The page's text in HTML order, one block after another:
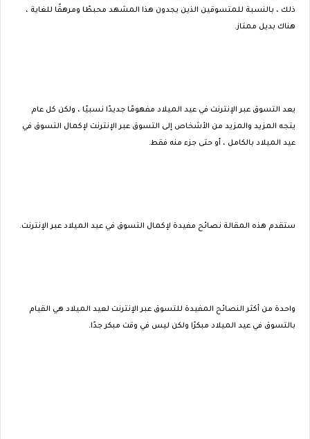
ذلك ، بالنسبة للمتسوقين الذين يجدون هذا المشهد محبطًا ومرهقًا للغاية ،
هناك بديل ممتاز.
يعد التسوق عبر الإنترنت في عيد الميلاد مفهومًا جديدًا نسبيًا ، ولكن كل عام
يتجه المزيد والمزيد من الأشخاص إلى التسوق عبر الإنترنت لإكمال التسوق في
عيد الميلاد بالكامل ، أو حتى جزء منه فقط.
ستقدم هذه المقالة نصائح مفيدة لإكمال التسوق في عيد الميلاد عبر الإنترنت.
واحدة من أكثر النصائح المفيدة للتسوق عبر الإنترنت لعيد الميلاد هي القيام
بالتسوق في عيد الميلاد مبكرًا ولكن ليس في وقت مبكر جدًا.